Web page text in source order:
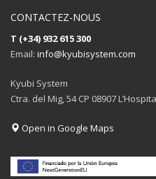
CONTACTEZ-NOUS
T (+34) 932 615 300
Email: info@kyubisystem.com
Kyubi System
Ctra. del Mig, 54 CP 08907
Open in Google Maps